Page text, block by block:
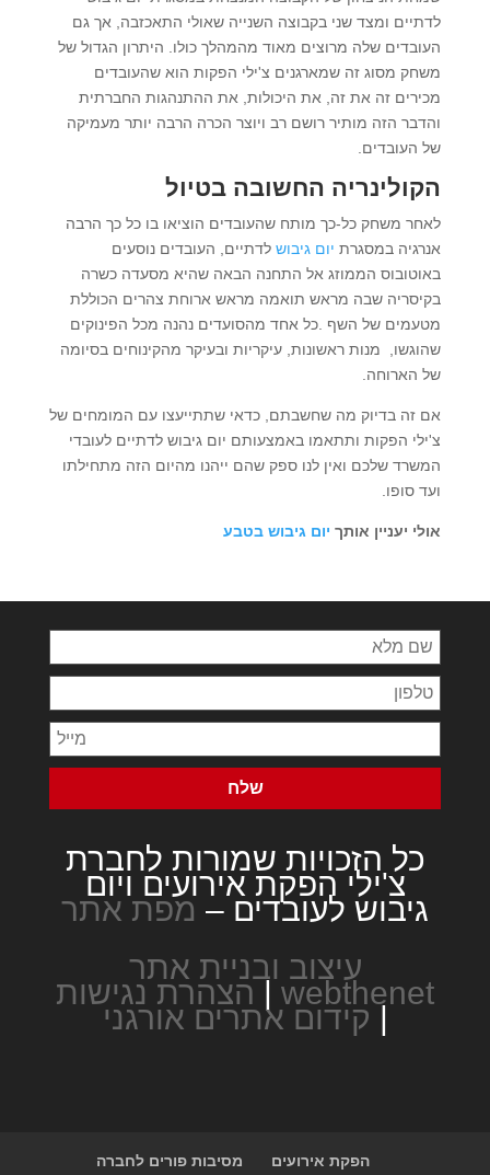
לדתיים ומצד שני בקבוצה השנייה שאולי התאכזבה, אך גם
העובדים שלה מרוצים מאוד מהמהלך כולו. היתרון הגדול של
משחק מסוג זה שמארגנים צ'ילי הפקות הוא שהעובדים
מכירים זה את זה, את היכולות, את ההתנהגות החברתית
והדבר הזה מותיר רושם רב ויוצר הכרה הרבה יותר מעמיקה
של העובדים.
הקולינריה החשובה בטיול
לאחר משחק כל-כך מותח שהעובדים הוציאו בו כל כך הרבה
אנרגיה במסגרת יום גיבושלדתיים, העובדים נוסעים
באוטובוס הממוזג אל התחנה הבאה שהיא מסעדה כשרה
בקיסריה שבה מראש תואמה מראש ארוחת צהרים הכוללת
מטעמים של השף .כל אחד מהסועדים נהנה מכל הפינוקים
שהוגשו, מנות ראשונות, עיקריות ובעיקר מהקינוחים בסיומה
של הארוחה.
אם זה בדיוק מה שחשבתם, כדאי שתתייעצו עם המומחים של
צ'ילי הפקות ותתאמו באמצעותם יום גיבוש לדתיים לעובדי
המשרד שלכם ואין לנו ספק שהם ייהנו מהיום הזה מתחילתו
ועד סופו.
אולי יעניין אותך יום גיבוש בטבע
כל הזכויות שמורות לחברת
צ'ילי הפקת אירועים ויום
גיבוש לעובדים – מפת אתר
עיצוב ובניית אתר
webthenet
| הצהרת נגישות
| קידום אתרים אורגני
הפקת אירועים מסיבות פורים לחברה